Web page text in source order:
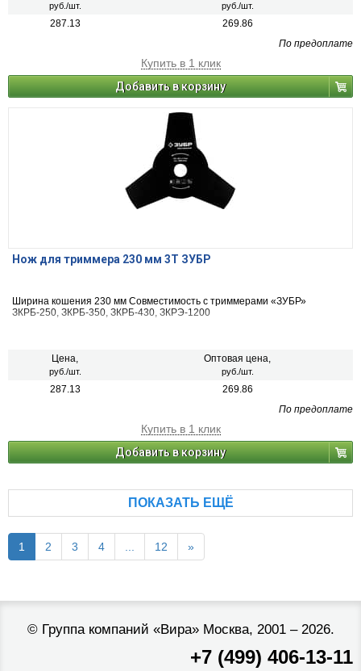
руб./шт. руб./шт.
287.13
269.86
По предоплате
Купить в 1 клик
Добавить в корзину
Нож для триммера 230 мм 3T ЗУБР
Ширина кошения 230 мм Совместимость с триммерами «ЗУБР»
ЗКРБ-250, ЗКРБ-350, ЗКРБ-430, ЗКРЭ-1200
Цена,
руб./шт.
Оптовая цена,
руб./шт.
287.13
269.86
По предоплате
Купить в 1 клик
Добавить в корзину
ПОКАЗАТЬ ЕЩЁ
1 2 3 4 ... 12 »
© Группа компаний «Вира»Москва, 2001 – 2026.
+7 (499) 406-13-11